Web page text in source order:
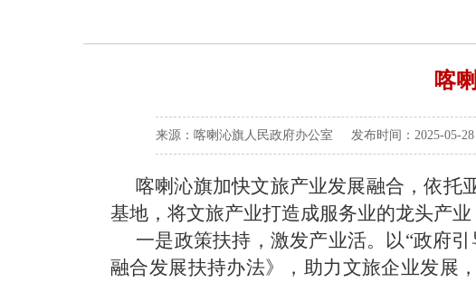
喀
来源：喀喇沁旗人民政府办公室 发布时间：2025-05-
喀喇沁旗加快文旅产业发展融合，依托
基地，将文旅产业打造成服务业的龙头产
一是政策扶持，激发产业活。
以“政府
融合发展扶持办法》，助力文旅企业发展